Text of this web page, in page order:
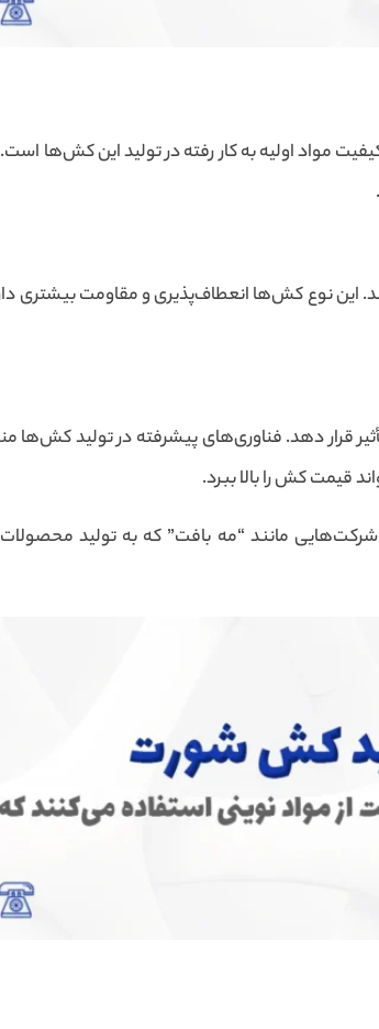
مواد اولیه به کار رفته در تولید این کش‌ها است.
این نوع کش‌ها انعطاف‌پذیری و مقاومت بیشتری
قرار دهد. فناوری‌های پیشرفته در تولید کش‌ها
قیمت کش را بالا ببرد.
مانند “مه بافت” که به تولید